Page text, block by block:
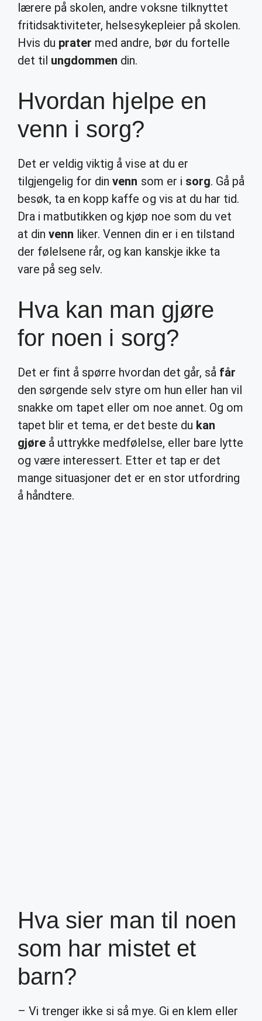
lærere på skolen, andre voksne tilknyttet
fritidsaktiviteter, helsesykepleier på skolen.
Hvis du prater med andre, bør du fortelle
det til ungdommen din.
Hvordan hjelpe en
venn i sorg?
Det er veldig viktig å vise at du er
tilgjengelig for dinvenn som er i sorg. Gå på
besøk, ta en kopp kaffe og vis at du har tid.
Dra i matbutikken og kjøp noe som du vet
at dinvenn liker. Vennen din er i en tilstand
der følelsene rår, og kan kanskje ikke ta
vare på seg selv.
Hva kan man gjøre
for noen i sorg?
Det er fint å spørre hvordan det går, så får
den sørgende selv styre om hun eller han vil
snakke om tapet eller om noe annet. Og om
tapet blir et tema, er det beste du kan
gjøre å uttrykke medfølelse, eller bare lytte
og være interessert. Etter et tap er det
mange situasjoner det er en stor utfordring
å håndtere.
Hva sier man til noen
som har mistet et
barn?
– Vi trenger ikke si så mye. Gi en klem eller